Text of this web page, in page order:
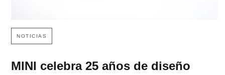
NOTICIAS
MINI celebra 25 años de diseño